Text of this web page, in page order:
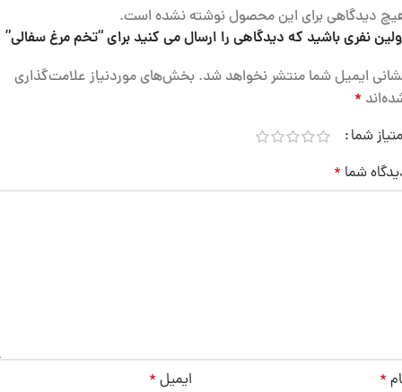
دیدگاهی برای این محصول نوشته نشده است.
نفری باشید که دیدگاهی را ارسال می کنید برای “تخم مرغ سفالی”
ایمیل شما منتشر نخواهد شد. بخش‌های موردنیاز علامت‌گذاری
*
شما
شما *
* ایمیل *